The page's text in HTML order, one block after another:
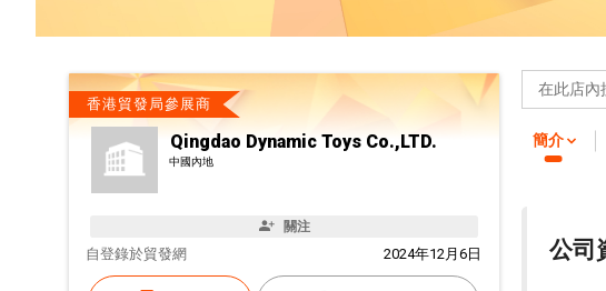
香港貿發局參展商
Qingdao Dynamic Toys Co.,LTD.
中國內地
關注
自 2024年12月6日
登錄於貿發網
簡介
公司